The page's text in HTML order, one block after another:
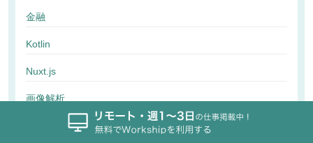
金融
Kotlin
Nuxt.js
画像解析